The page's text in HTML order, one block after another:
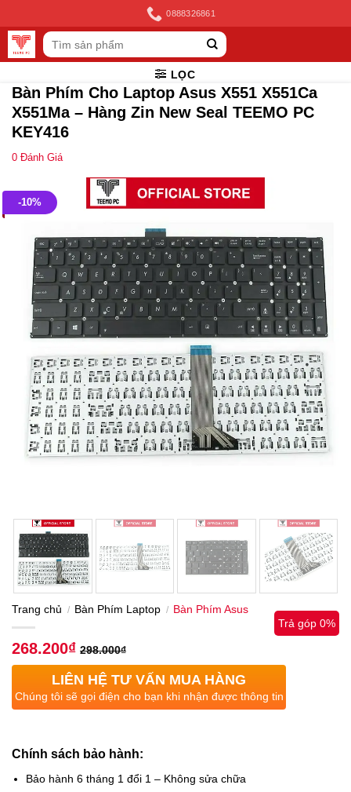
to
content
0888326861
Tìm
kiếm:
LỌC
Bàn Phím Cho Laptop Asus X551 X551Ca
X551Ma – Hàng Zin New Seal TEEMO PC
KEY416
0 Đánh Giá
-10%
Trang chủ / Bàn Phím Laptop / Bàn Phím Asus
268.200₫ 298.000₫
Trả góp 0%
LIÊN HỆ TƯ VẤN MUA HÀNG
Chúng tôi sẽ gọi điện cho bạn khi nhận được thông tin
Chính sách bảo hành:
Bảo hành 6 tháng 1 đổi 1 – Không sửa chữa